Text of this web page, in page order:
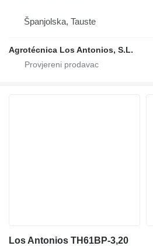
Španjolska, Tauste
Agrotécnica Los Antonios, S.L.
Los Antonios TH61BP-3,20